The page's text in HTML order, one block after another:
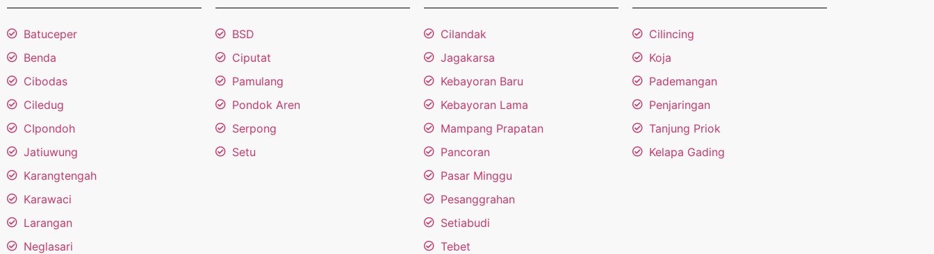
Batuceper
Benda
Cibodas
Ciledug
CIpondoh
Jatiuwung
Karangtengah
Karawaci
Larangan
Neglasari
BSD
Ciputat
Pamulang
Pondok Aren
Serpong
Setu
Cilandak
Jagakarsa
Kebayoran Baru
Kebayoran Lama
Mampang Prapatan
Pancoran
Pasar Minggu
Pesanggrahan
Setiabudi
Tebet
Cilincing
Koja
Pademangan
Penjaringan
Tanjung Priok
Kelapa Gading